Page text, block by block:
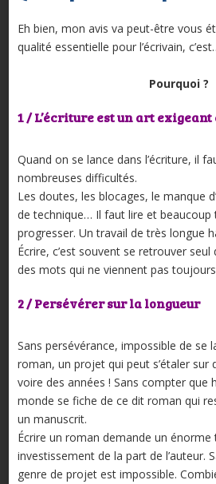
Eh bien, mon avis va peut-être vous
qualité essentielle pour l’écrivain,
Pourquoi ?
1 / L’écriture est un art
Quand on se lance dans l’écriture, il
nombreuses difficultés.
Les doutes, les blocages, le manque
de technique… Il faut lire et beaucoup
progresser. Un travail de très longue
Écrire, c’est souvent se retrouver
des mots qui ne viennent pas
2 / Persévérer sur la longueur
Sans persévérance, impossible de se
roman, un projet qui peut s’étaler sur
voire des années ! Sans compter que
monde se fiche de ce dit roman qui
un manuscrit.
Écrire un roman demande un énorme
investissement de la part de l’auteur.
genre de projet est impossible.